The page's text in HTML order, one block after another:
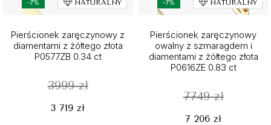
-7% NATURALNY
Pierścionek zaręczynowy z
diamentami z żółtego złota
P0577ZB 0.34 ct
3999 zł
3 719 zł
-7% NATURALNY
Pierścionek zaręczynowy
owalny z szmaragdem i
diamentami z żółtego złota
P0616ZE 0.83 ct
7749 zł
7 206 zł